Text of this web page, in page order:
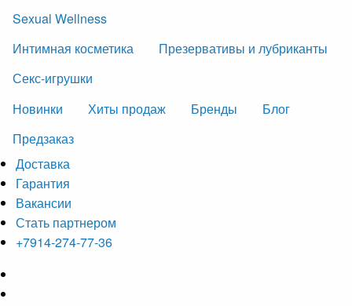
Sexual Wellness
Интимная косметика
Презервативы и лубриканты
Секс-игрушки
Новинки
Хиты продаж Бренды
Блог
Предзаказ
Доставка
Гарантия
Вакансии
Стать партнером
+7914-274-77-36